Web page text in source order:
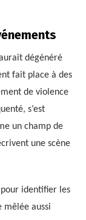
dégénéré
fait place à des
de violence
s’est
un champ de
une scène
pour identifier les
mêlée aussi